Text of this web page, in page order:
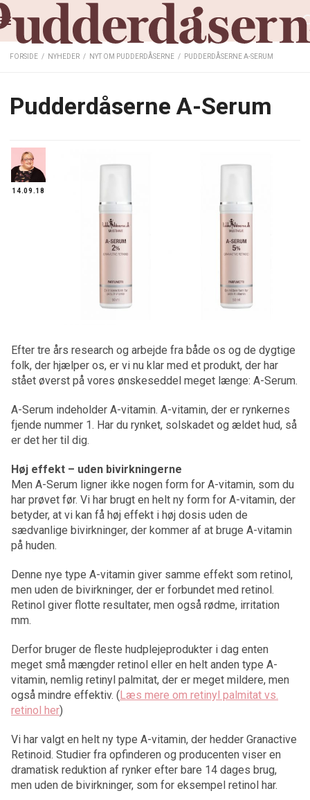
FORSIDE / NYHEDER / NYT OM PUDDERDÅSERNE / PUDDERDÅSERNE A-SERUM
Pudderdåserne A-Serum
14.09.18
Efter tre års research og arbejde fra både os og de dygtige
folk, der hjælper os, er vi nu klar med et produkt, der har
stået øverst på vores ønskeseddel meget længe: A-Serum.
A-Serum indeholder A-vitamin. A-vitamin, der er rynkernes
fjende nummer 1. Har du rynket, solskadet og ældet hud, så
er det her til dig.
Høj effekt – uden bivirkningerne
Men A-Serum ligner ikke nogen form for A-vitamin, som du
har prøvet før. Vi har brugt en helt ny form for A-vitamin, der
betyder, at vi kan få høj effekt i høj dosis uden de
sædvanlige bivirkninger, der kommer af at bruge A-vitamin
på huden.
Denne nye type A-vitamin giver samme effekt som retinol,
men uden de bivirkninger, der er forbundet med retinol.
Retinol giver flotte resultater, men også rødme, irritation
mm.
Derfor bruger de fleste hudplejeprodukter i dag enten
meget små mængder retinol eller en helt anden type A-
vitamin, nemlig retinyl palmitat, der er meget mildere, men
også mindre effektiv. ( Læs mere om retinyl palmitat vs.
retinol her)
Vi har valgt en helt ny type A-vitamin, der hedder Granactive
Retinoid. Studier fra opfinderen og producenten viser en
dramatisk reduktion af rynker efter bare 14 dages brug,
men uden de bivirkninger, som for eksempel retinol har.